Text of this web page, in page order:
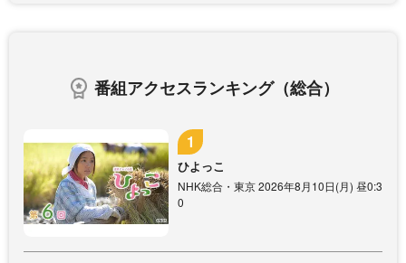
番組アクセスランキング（総合）
ひよっこ
NHK総合・東京 2026年8月10日(月) 昼0:3
0